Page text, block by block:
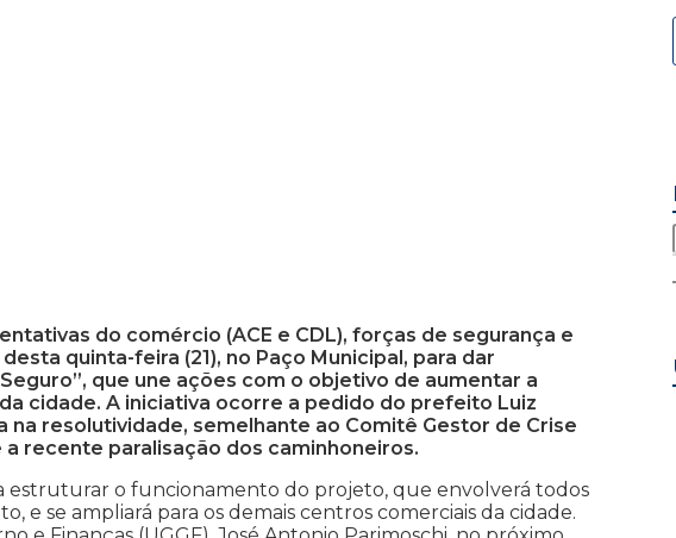
do comércio (ACE e CDL), forças de segurança e
quinta-feira (21), no Paço Municipal, para dar
que une ações com o objetivo de aumentar a
cidade. A iniciativa ocorre a pedido do prefeito Luiz
resolutividade, semelhante ao Comitê Gestor de Crise
recente paralisação dos caminhoneiros.
estruturar o funcionamento do projeto, que envolverá todos
e se ampliará para os demais centros comerciais da cidade.